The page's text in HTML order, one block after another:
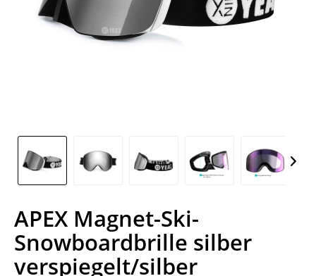
APEX Magnet-Ski-
Snowboardbrille silber
verspiegelt/silber